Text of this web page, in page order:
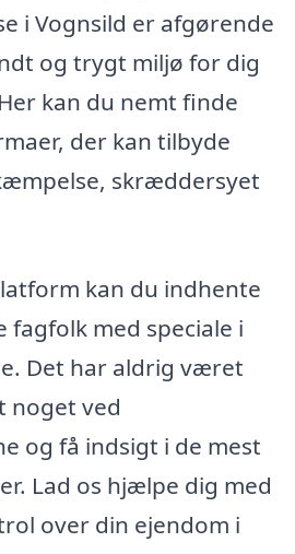
i Vognsild er afgørende
og trygt miljø for dig
kan du nemt finde
der kan tilbyde
skræddersyet
kan du indhente
med speciale i
Det har aldrig været
noget ved
og få indsigt i de mest
Lad os hjælpe dig med
over din ejendom i